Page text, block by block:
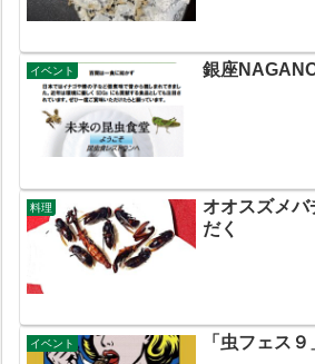
イベント 銀座
料理
オオスズメバ
だく
イベント 「虫フェス